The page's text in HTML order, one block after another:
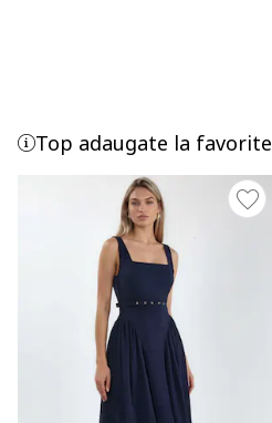
Top adaugate la favorite